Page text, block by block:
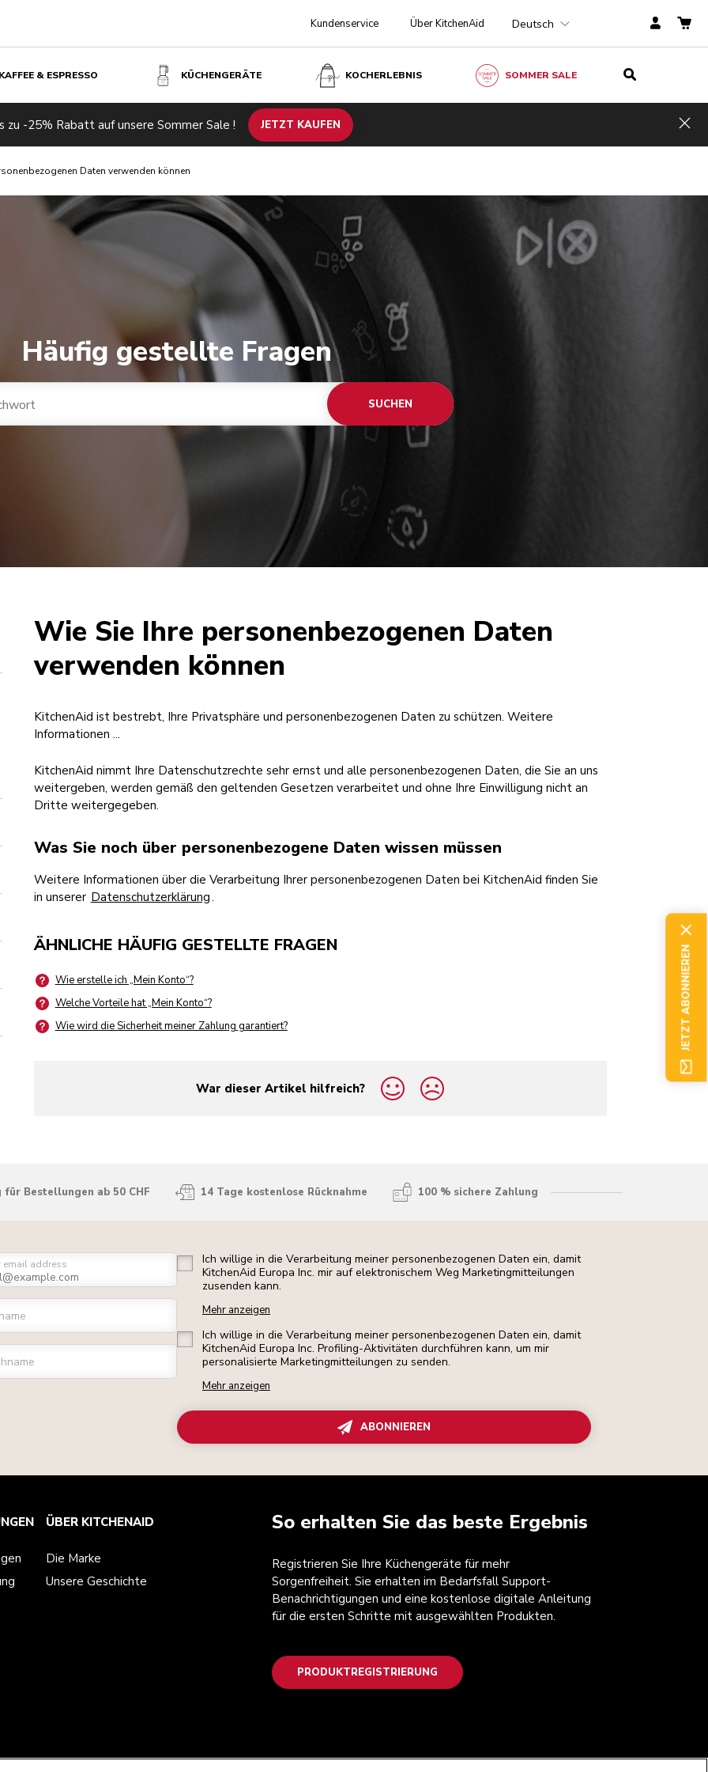
Kundenservice Über KitchenAid Deutsch
KAFFEE & ESPRESSO KÜCHENGERÄTE KOCHERLEBNIS SOMMER SALE
zu -25% Rabatt auf unsere Sommer Sale ! JETZT KAUFEN
Daten verwenden können
Häufig gestellte Fragen
SUCHEN
Wie Sie Ihre personenbezogenen Daten
verwenden können
KitchenAid ist bestrebt, Ihre Privatsphäre und personenbezogenen Daten zu schützen. Weitere
Informationen ...
KitchenAid nimmt Ihre Datenschutzrechte sehr ernst und alle personenbezogenen Daten, die Sie an uns
weitergeben, werden gemäß den geltenden Gesetzen verarbeitet und ohne Ihre Einwilligung nicht an
Dritte weitergegeben.
Was Sie noch über personenbezogene Daten wissen müssen
Weitere Informationen über die Verarbeitung Ihrer personenbezogenen Daten bei KitchenAid finden Sie
in unserer Datenschutzerklärung.
ÄHNLICHE HÄUFIG GESTELLTE FRAGEN
Wie erstelle ich „Mein Konto“?
Welche Vorteile hat „Mein Konto“?
Wie wird die Sicherheit meiner Zahlung garantiert?
War dieser Artikel hilfreich?
yes
no
Bestellungen ab 50 CHF 14 Tage kostenlose Rücknahme 100 % sichere Zahlung
email address
Ich willige in die Verarbeitung meiner personenbezogenen Daten ein, damit
KitchenAid Europa Inc. mir auf elektronischem Weg Marketingmitteilungen
zusenden kann.
Mehr anzeigen
Ich willige in die Verarbeitung meiner personenbezogenen Daten ein, damit
KitchenAid Europa Inc. Profiling-Aktivitäten durchführen kann, um mir
personalisierte Marketingmitteilungen zu senden.
Mehr anzeigen
ABONNIEREN
So erhalten Sie das beste Ergebnis
Registrieren Sie Ihre Küchengeräte für mehr
Sorgenfreiheit. Sie erhalten im Bedarfsfall Support-
Benachrichtigungen und eine kostenlose digitale Anleitung
für die ersten Schritte mit ausgewählten Produkten.
PRODUKTREGISTRIERUNG
ÜBER KITCHENAID
Die Marke
Unsere Geschichte
JETZT ABONNIEREN